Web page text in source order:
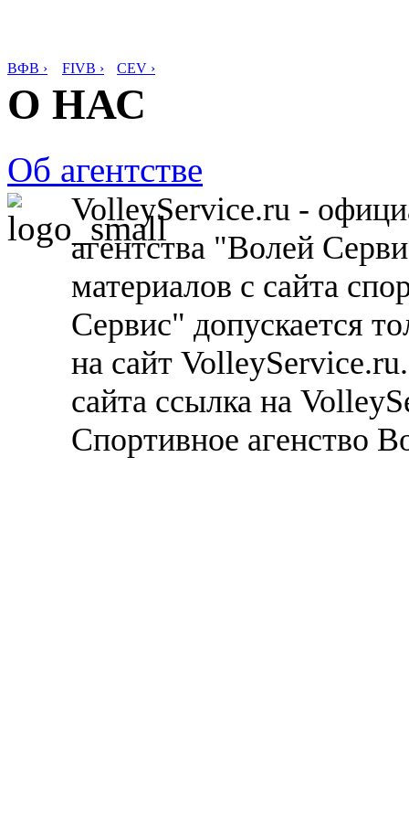
ВФВ › FIVB › CEV ›
О НАС
Об агентстве
VolleyService.ru -
агентства "Волей
материалов с сайта
Сервис" допускается
на сайт
сайта ссылка на
Спортивное агенство